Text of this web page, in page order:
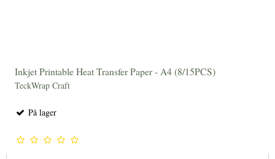
Inkjet Printable Heat Transfer Paper - A4 (8/15PCS)
TeckWrap Craft
På lager